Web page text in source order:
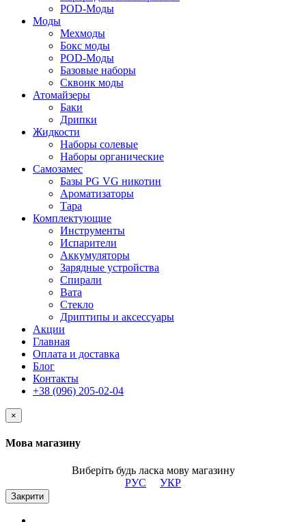
POD-Моды
Моды
Мехмоды
Бокс моды
POD-Моды
Базовые наборы
Сквонк моды
Атомайзеры
Баки
Дрипки
Жидкости
Наборы солевые
Наборы органические
Самозамес
Базы PG VG никотин
Ароматизаторы
Тара
Комплектующие
Инструменты
Испарители
Аккумуляторы
Зарядные устройства
Спирали
Вата
Стекло
Дриптипы и аксессуары
Акции
Главная
Оплата и доставка
Блог
Контакты
+38 (096) 205-02-04
×
Мова магазину
Виберіть будь ласка мову магазину
РУС
УКР
Закрити